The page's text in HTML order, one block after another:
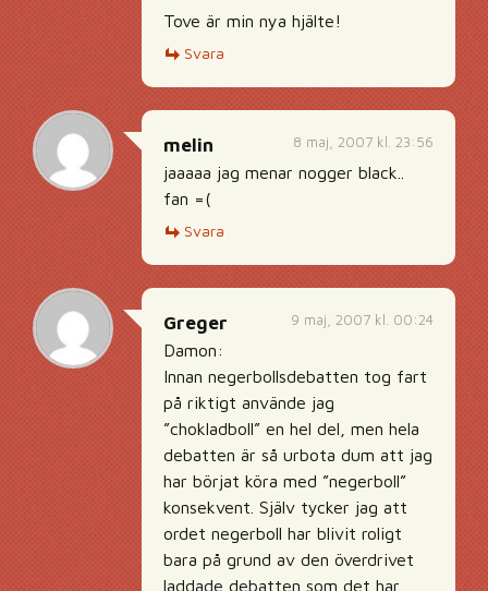
Tove är min nya hjälte!
Svara
8 maj, 2007 kl. 23:56
melin
jaaaaa jag menar nogger black..
fan =(
Svara
9 maj, 2007 kl. 00:24
Greger
Damon:
Innan negerbollsdebatten tog fart
på riktigt använde jag
”chokladboll” en hel del, men hela
debatten är så urbota dum att jag
har börjat köra med ”negerboll”
konsekvent. Själv tycker jag att
ordet negerboll har blivit roligt
bara på grund av den överdrivet
laddade debatten som det har